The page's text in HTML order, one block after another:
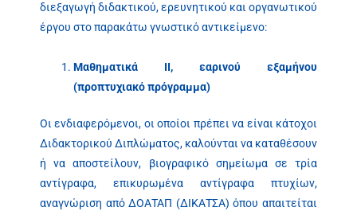
διεξαγωγή διδακτικού, ερευνητικού και οργανωτικού
έργου στο παρακάτω γνωστικό αντικείμενο:
Μαθηματικά ΙΙ, εαρινού εξαμήνου
(προπτυχιακό πρόγραμμα)
Οι ενδιαφερόμενοι, οι οποίοι πρέπει να είναι κάτοχοι
Διδακτορικού Διπλώματος, καλούνται να καταθέσουν
ή να αποστείλουν, βιογραφικό σημείωμα σε τρία
αντίγραφα, επικυρωμένα αντίγραφα πτυχίων,
αναγνώριση από ΔΟΑΤΑΠ (ΔΙΚΑΤΣΑ) όπου απαιτείται